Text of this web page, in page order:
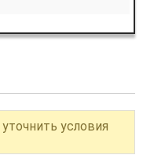
условия